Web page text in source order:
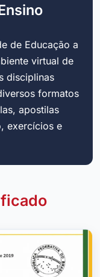
de Educação a
virtual de
disciplinas
formatos
apostilas
exercícios e